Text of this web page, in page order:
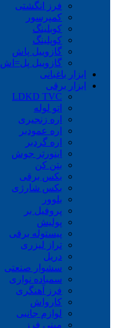
فرز انگشتی
کمپرسور
کوبلینگ
کوپلینگ
گازوییل پاش
گازوییل پل=اش
ابزار باغبانی
ابزار برقی
LDKD TVC
اتو لوله
اره زنجیری
اره عمودبر
اره گردبر
اینورتر جوش
بتن کن
بکس برقی
بکس شارژی
بلوور
پروفیل بر
پولیش
پیستوله برقی
تراز لیزری
دریل
سشوار صنعتی
سمباده نواری
فرز آهنگری
کارواش
لوازم جانبی
مینی فرز